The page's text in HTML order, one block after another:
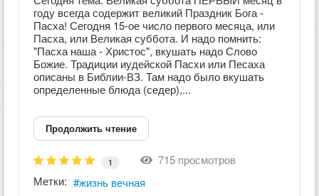
году всегда содержит великий Праздник Бога -
Пасха! Сегодня 15-ое число первого месяца, или
Пасха, или Великая суббота. И надо помнить:
"Пасха наша - Христос", вкушать надо Слово
Божие. Традиции иудейской Пасхи или Песаха
описаны в Библии-ВЗ. Там надо было вкушать
определенные блюда (седер),...
Продолжить чтение
1
715 просмотров
Метки:
жизнь вечная